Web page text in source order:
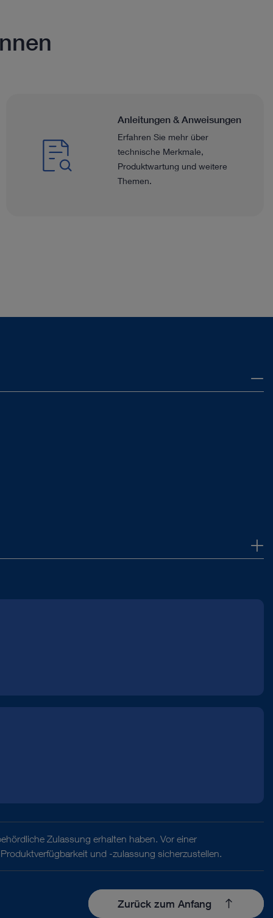
Anleitungen & Anweisungen
Erfahren Sie mehr über
technische Merkmale,
Produktwartung und weitere
Themen.
Zulassung erhalten haben. Vor einer
und -zulassung sicherzustellen.
Zurück zum Anfang